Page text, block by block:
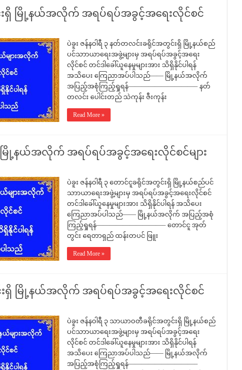
ရှိ မြို့နယ်အလိုက် အရပ်ရပ်အခွင့်အရေးလိုင်စင်
ပဲခူး ဇန်နဝါရီ ၃ နတ်တလင်းခရိုင်အတွင်းရှိ မြို့နယ်စည်
ပင်သာာယာရေးအဖွဲ့များမှ အရပ်ရပ်အခွင့်အရေး
လိုင်စင် တင်ဒါခေါ်ယူနေမှုများအား သိရှိနိုင်ပါရန်
အသိပေး ကြေညာအပ်ပါသည်—— မြို့နယ်အလိုက်
အပြည့်အစုံကြည့်ရှုရန်——————————– နတ်
တလင်း ပေါင်းတည် သဲကုန်း ဇီးကုန်း
Read More »
ြို့နယ်အလိုက် အရပ်ရပ်အခွင့်အရေးလိုင်စင်များ
ပဲခူး ဇန်နဝါရီ ၃ တောင်ငူခရိုင်အတွင်းရှိ မြို့နယ်စည်ပင်
သာာယာရေးအဖွဲ့များမှ အရပ်ရပ်အခွင့်အရေးလိုင်စင်
တင်ဒါခေါ်ယူနေမှုများအား သိရှိနိုင်ပါရန် အသိပေး
ကြေညာအပ်ပါသည်—— မြို့နယ်အလိုက် အပြည့်အစုံ
ကြည့်ရှုရန်——————————– တောင်ငူ အုတ်
တွင်း ရေတာရှည် ထန်းတပင် ဖြူး
Read More »
ရှိ မြို့နယ်အလိုက် အရပ်ရပ်အခွင့်အရေးလိုင်စင်
ပဲခူး ဇန်နဝါရီ ၃ သာယာဝတီခရိုင်အတွင်းရှိ မြို့နယ်စည်
ပင်သာာယာရေးအဖွဲ့များမှ အရပ်ရပ်အခွင့်အရေး
လိုင်စင် တင်ဒါခေါ်ယူနေမှုများအား သိရှိနိုင်ပါရန်
အသိပေး ကြေညာအပ်ပါသည်—— မြို့နယ်အလိုက်
အပြည့်အစုံကြည့်ရှုရန်——————————–